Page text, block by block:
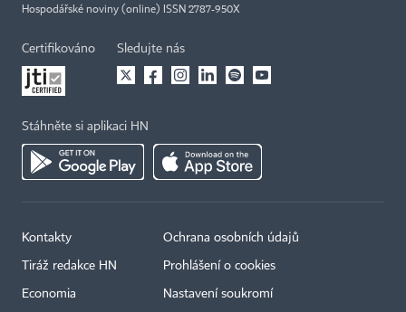
Hospodářské noviny (online) ISSN 2787-950X
Certifikováno Sledujte nás
Stáhněte si aplikaci HN
Kontakty
Tiráž redakce HN
Economia
Ochrana osobních údajů
Prohlášení o cookies
Nastavení soukromí